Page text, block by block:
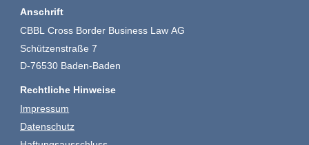
Anschrift
CBBL Cross Border Business Law AG
Schützenstraße 7
D-76530 Baden-Baden
Rechtliche Hinweise
Impressum
Datenschutz